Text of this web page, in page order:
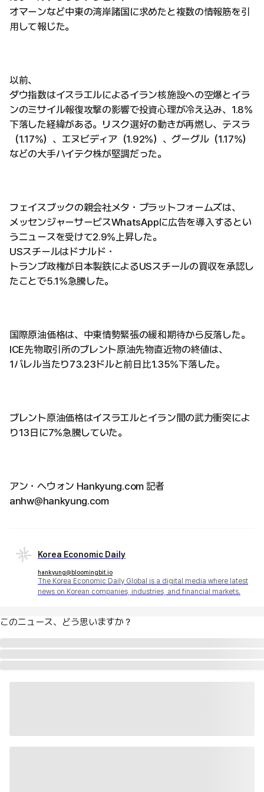
オマーンなど中東の湾岸諸国に求めたと複数の情報筋を引
用して報じた。
以前、
ダウ指数はイスラエルによるイラン核施設への空爆とイラ
ンのミサイル報復攻撃の影響で投資心理が冷え込み、1.8%
下落した経緯がある。リスク選好の動きが再燃し、テスラ
（1.17%）、エヌビディア（1.92%）、グーグル（1.17%）
などの大手ハイテク株が堅調だった。
フェイスブックの親会社メタ・プラットフォームズは、
メッセンジャーサービスWhatsAppに広告を導入するとい
うニュースを受けて2.9%上昇した。
USスチールはドナルド・
トランプ政権が日本製鉄によるUSスチールの買収を承認し
たことで5.1%急騰した。
国際原油価格は、中東情勢緊張の緩和期待から反落した。
ICE先物取引所のブレント原油先物直近物の終値は、
1バレル当たり73.23ドルと前日比1.35%下落した。
ブレント原油価格はイスラエルとイラン間の武力衝突によ
り13日に7%急騰していた。
アン・ヘウォン Hankyung.com 記者
anhw@hankyung.com
Korea Economic Daily
hankyung@bloomingbit.io
The Korea Economic Daily Global is a digital media where latest
news on Korean companies, industries, and financial markets.
このニュース、どう思いますか？